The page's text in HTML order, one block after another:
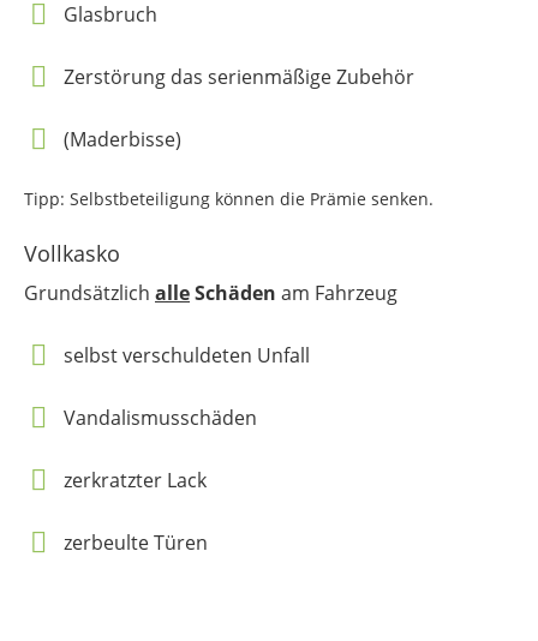
Glasbruch
Zerstörung das serienmäßige Zubehör
(Maderbisse)
Tipp: Selbstbeteiligung können die Prämie senken.
Vollkasko
Grundsätzlich alleSchäden am Fahrzeug
selbst verschuldeten Unfall
Vandalismusschäden
zerkratzter Lack
zerbeulte Türen